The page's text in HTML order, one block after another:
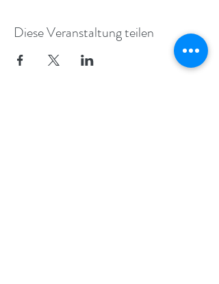
Diese Veranstaltung teilen